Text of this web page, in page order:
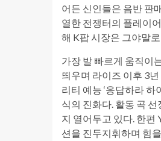
어든 신인들은 음반 판
열한 전쟁터의 플레이
해 K팝 시장은 그야말
가장 발 빠르게 움직이
띄우며 라이즈 이후 3
리티 예능 ‘응답하라
식의 진화다. 활동 곡
지 열어두고 있다. 한편
션을 진두지휘하며 힘